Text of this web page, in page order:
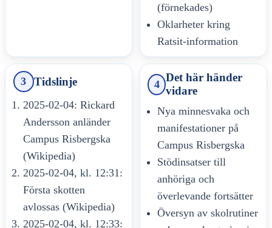
(förnekades)
Oklarheter kring
Ratsit-information
3 Tidslinje
2025-02-04: Rickard
Andersson anländer
Campus Risbergska
(Wikipedia)
2025-02-04, kl. 12:31:
Första skotten
avlossas (Wikipedia)
2025-02-04, kl. 12:33:
4
Det här händer
vidare
Nya minnesvaka och
manifestationer på
Campus Risbergska
Stödinsatser till
anhöriga och
överlevande fortsätter
Översyn av skolrutiner